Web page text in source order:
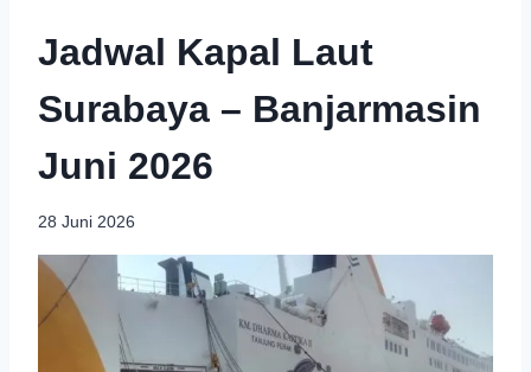
Jadwal Kapal Laut
Surabaya – Banjarmasin
Juni 2026
28 Juni 2026